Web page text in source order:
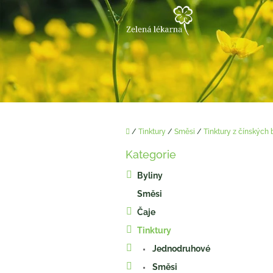
obsah
Domů
/ Tinktury / Směsi / Tinktury z čínských
Přeskočit
Kategorie
Byliny
Směsi
Čaje
Tinktury
Jednodruhové
Směsi